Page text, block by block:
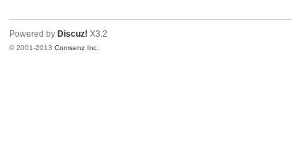
Powered by Discuz! X3.2
© 2001-2013Comsenz Inc.